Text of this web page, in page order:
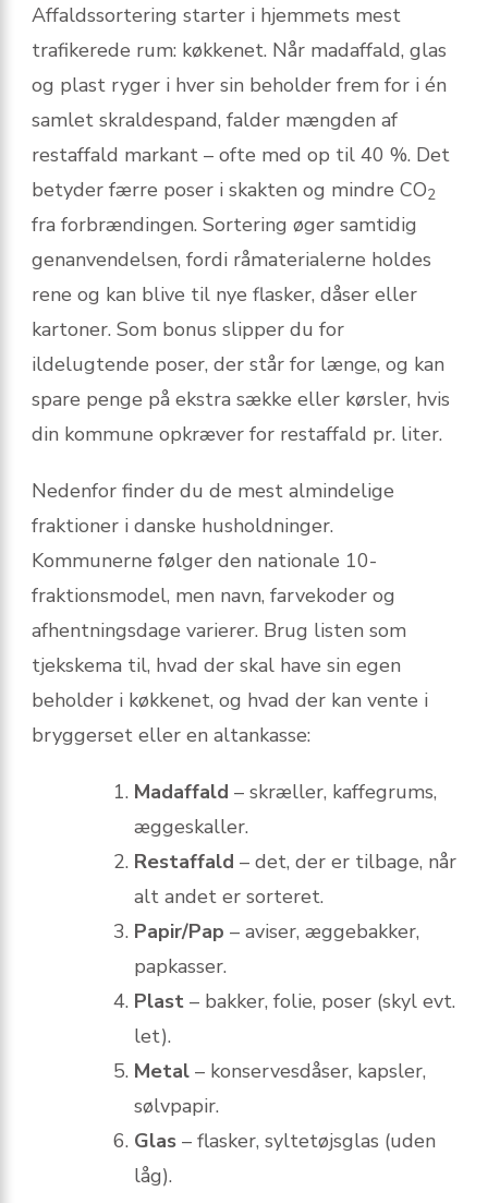
Affaldssortering starter i hjemmets mest
trafikerede rum: køkkenet. Når madaffald, glas
og plast ryger i hver sin beholder frem for i én
samlet skraldespand, falder mængden af
restaffald markant – ofte med op til 40 %. Det
betyder færre poser i skakten og mindre CO2
fra forbrændingen. Sortering øger samtidig
genanvendelsen, fordi råmaterialerne holdes
rene og kan blive til nye flasker, dåser eller
kartoner. Som bonus slipper du for
ildelugtende poser, der står for længe, og kan
spare penge på ekstra sække eller kørsler, hvis
din kommune opkræver for restaffald pr. liter.
Nedenfor finder du de mest almindelige
fraktioner i danske husholdninger.
Kommunerne følger den nationale 10-
fraktionsmodel, men navn, farvekoder og
afhentningsdage varierer. Brug listen som
tjekskema til, hvad der skal have sin egen
beholder i køkkenet, og hvad der kan vente i
bryggerset eller en altankasse:
Madaffald – skræller, kaffegrums,
æggeskaller.
Restaffald – det, der er tilbage, når
alt andet er sorteret.
Papir/Pap – aviser, æggebakker,
papkasser.
Plast – bakker, folie, poser (skyl evt.
let).
Metal – konservesdåser, kapsler,
sølvpapir.
Glas – flasker, syltetøjsglas (uden
låg).